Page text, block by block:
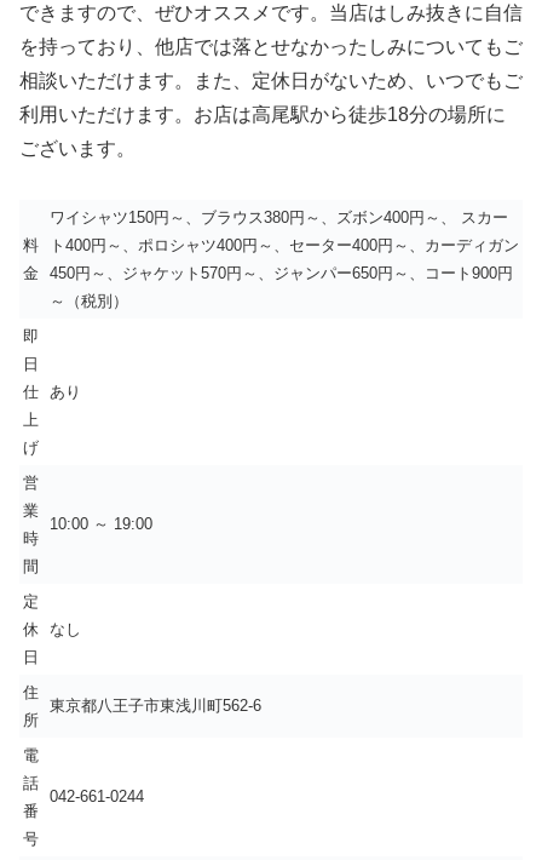
できますので、ぜひオススメです。当店はしみ抜きに自信
を持っており、他店では落とせなかったしみについてもご
相談いただけます。また、定休日がないため、いつでもご
利用いただけます。お店は高尾駅から徒歩18分の場所に
ございます。
料
金
ワイシャツ150円～、ブラウス380円～、ズボン400円～、 スカー
ト400円～、ポロシャツ400円～、セーター400円～、カーディガン
450円～、ジャケット570円～、ジャンパー650円～、コート900円
～（税別）
即
日
仕
上
げ
あり
営
業
時
間
10:00 ～ 19:00
定
休
日
なし
住
所
東京都八王子市東浅川町562-6
電
話
番
号
042-661-0244